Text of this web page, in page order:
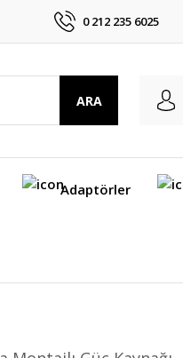
0 212 235 6025
ARA
Adaptörler